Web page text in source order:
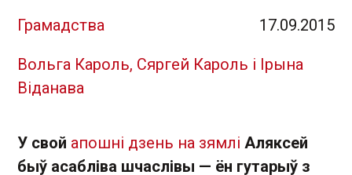
Грамадства 17.09.2015
Вольга Кароль, Сяргей Кароль і Ірына
Віданава
У свой апошні дзень на зямлі Аляксей
быў асабліва шчаслівы — ён гутарыў з